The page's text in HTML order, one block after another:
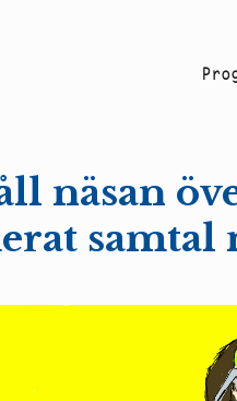
Pro
näsan
samtal